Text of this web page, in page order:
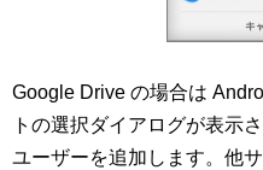
Google Drive の場合は
トの選択ダイアログが表示
ユーザーを追加します。他